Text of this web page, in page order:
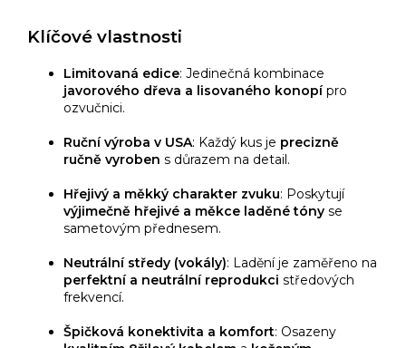
Klíčové vlastnosti
Limitovaná edice: Jedinečná kombinace
javorového dřeva a lisovaného konopípro
ozvučnici.
Ruční výroba v USA: Každý kus je precizně
ručně vyroben s důrazem na detail.
Hřejivý a měkký charakter zvuku: Poskytují
výjimečně hřejivé a měkce laděné tóny se
sametovým přednesem.
Neutrální středy (vokály): Ladění je zaměřeno na
perfektní a neutrální reprodukci středových
frekvencí.
Špičková konektivita a komfort: Osazeny